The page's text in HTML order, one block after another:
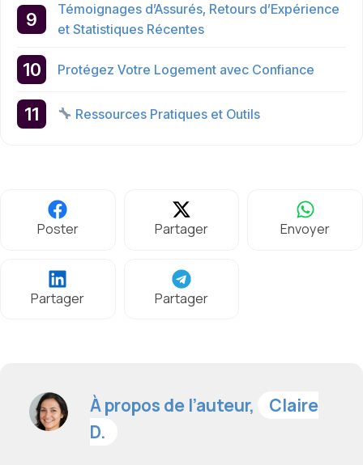
Témoignages d’Assurés, Retours d’Expérience
et Statistiques Récentes
Protégez Votre Logement avec Confiance
Ressources Pratiques et Outils
Poster Partager Envoyer
Partager Partager
À propos de l’auteur,
Claire
D.